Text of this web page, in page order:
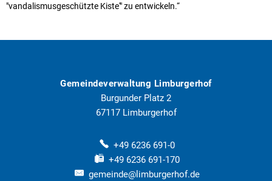
"vandalismusgeschützte Kiste'" zu entwickeln.“
Gemeindeverwaltung Limburgerhof
Burgunder Platz 2
67117 Limburgerhof
+49 6236 691-0
+49 6236 691-170
gemeinde@limburgerhof.de